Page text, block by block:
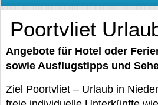
Poortvliet
Angebote für Hotel oder
sowie Ausflugstipps und
Ziel Poortvliet – Urlaub in